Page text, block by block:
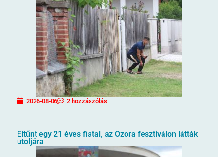
2026-08-06 2 hozzászólás
Eltűnt egy 21 éves fiatal, az Ozora fesztiválon látták
utoljára